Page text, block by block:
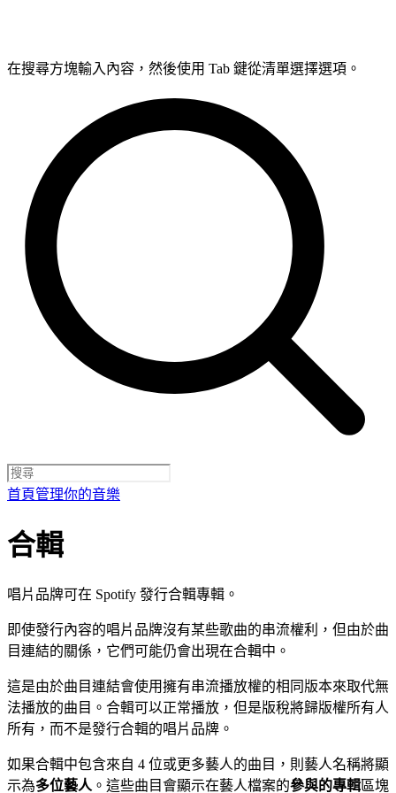
在搜尋方塊輸入內容，然後使用 Tab 鍵從清單選擇選項。
首頁管理你的音樂
合輯
唱片品牌可在 Spotify 發行合輯專輯。
即使發行內容的唱片品牌沒有某些歌曲的串流權利，但由於曲
目連結的關係，它們可能仍會出現在合輯中。
這是由於曲目連結會使用擁有串流播放權的相同版本來取代無
法播放的曲目。合輯可以正常播放，但是版稅將歸版權所有人
所有，而不是發行合輯的唱片品牌。
如果合輯中包含來自 4 位或更多藝人的曲目，則藝人名稱將顯
示為多位藝人 。這些曲目會顯示在藝人檔案的參與的專輯區塊